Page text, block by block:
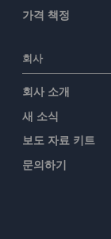
가격 책정
회사
회사 소개
새 소식
보도 자료 키트
문의하기